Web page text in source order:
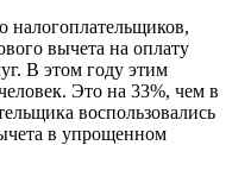
налогоплательщиков,
вычета на оплату
В этом году этим
Это на 33%, чем в
воспользовались
в упрощенном